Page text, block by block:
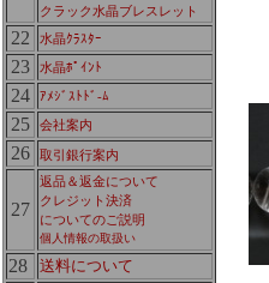
クラック水晶ブレスレット
22 水晶ｸﾗｽﾀｰ
23 水晶ﾎﾟｲﾝﾄ
24 ｱﾒｼﾞｽﾄﾄﾞ-ﾑ
25 会社案内
26 取引銀行案内
27
返品＆返金について
クレジット決済
についてのご説明
個人情報の取扱い
28 送料について